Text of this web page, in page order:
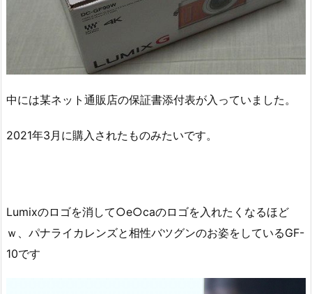
中には某ネット通販店の保証書添付表が入っていました。
2021年3月に購入されたものみたいです。
Lumixのロゴを消して○e○caのロゴを入れたくなるほど
ｗ、パナライカレンズと相性バツグンのお姿をしているGF-
10です